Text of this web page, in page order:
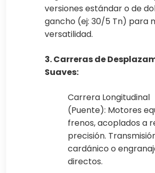
versiones estándar o de
gancho (ej: 30/5 Tn) para
versatilidad.
3. Carreras de
Suaves:
Carrera Longitudinal
(Puente): Motores
frenos, acoplados a
precisión.
cardánico o
directos.